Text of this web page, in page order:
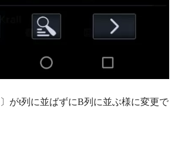
〕がt列に並ばずにB列に並ぶ様に変更で